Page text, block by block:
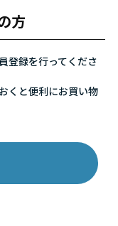
方
登録を行ってくださ
くと便利にお買い物